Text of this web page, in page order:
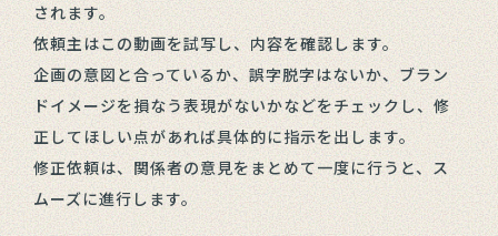
されます。
依頼主はこの動画を試写し、内容を確認します。
企画の意図と合っているか、誤字脱字はないか、ブラン
ドイメージを損なう表現がないかなどをチェックし、修
正してほしい点があれば具体的に指示を出します。
修正依頼は、関係者の意見をまとめて一度に行うと、ス
ムーズに進行します。